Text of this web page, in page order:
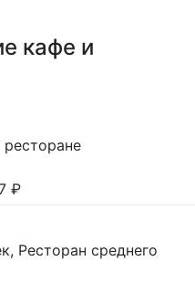
кафе и
₽
Ресторан среднего